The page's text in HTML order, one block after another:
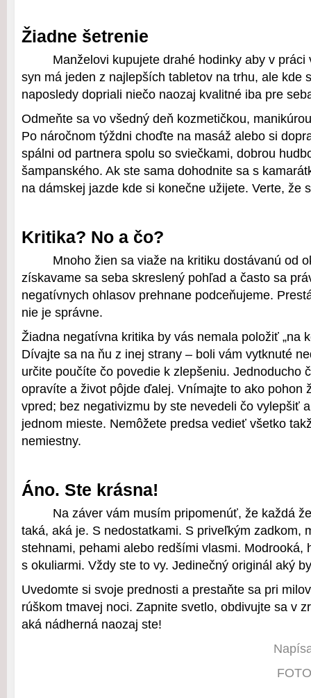
Žiadne šetrenie
Manželovi kupujete drahé hodinky aby v práci
syn má jeden z najlepších tabletov na trhu, ale kde
naposledy dopriali niečo naozaj kvalitné iba pre
Odmeňte sa vo všedný deň kozmetičkou,
Po náročnom týždni choďte na masáž alebo si
spálni od partnera spolu so sviečkami, dobrou
šampanského. Ak ste sama dohodnite sa s
na dámskej jazde kde si konečne užijete. Verte, že
Kritika? No a čo?
Mnoho žien sa viaže na kritiku dostávanú od
získavame sa seba skreslený pohľad a často sa
negatívnych ohlasov prehnane podceňujeme.
nie je správne.
Žiadna negatívna kritika by vás nemala položiť „na
Dívajte sa na ňu z inej strany – boli vám vytknuté
určite poučíte čo povedie k zlepšeniu. Jednoducho
opravíte a život pôjde ďalej. Vnímajte to ako pohon
vpred; bez negativizmu by ste nevedeli čo vylepšiť
jednom mieste. Nemôžete predsa vedieť všetko
nemiestny.
Áno. Ste krásna!
Na záver vám musím pripomenúť, že každá
taká, aká je. S nedostatkami. S priveľkým zadkom,
stehnami, pehami alebo redšími vlasmi. Modrooká,
s okuliarmi. Vždy ste to vy. Jedinečný originál aký
Uvedomte si svoje prednosti a prestaňte sa pri
rúškom tmavej noci. Zapnite svetlo, obdivujte sa v
aká nádherná naozaj ste!